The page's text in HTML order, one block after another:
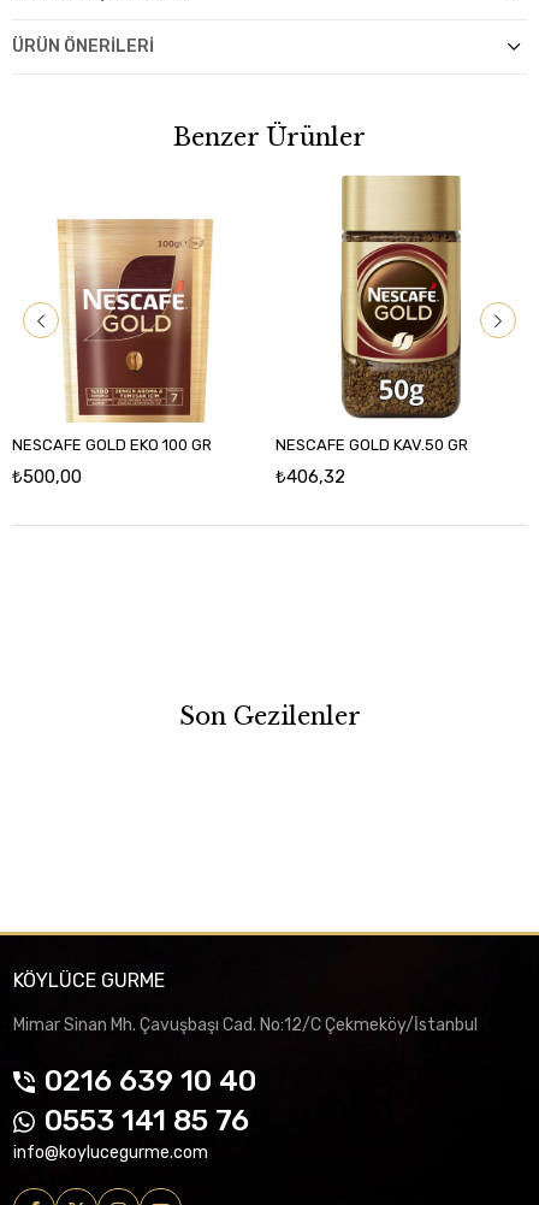
ÜRÜN ÖNERILERI
Benzer Ürünler
NESCAFE GOLD EKO 100 GR
₺500,00
NESCAFE GOLD KAV.50 GR
₺406,32
Son Gezilenler
KÖYLÜCE GURME
Mimar Sinan Mh. Çavuşbaşı Cad. No:12/C Çekmeköy/İstanbul
0216 639 10 40
0553 141 85 76
info@koylucegurme.com